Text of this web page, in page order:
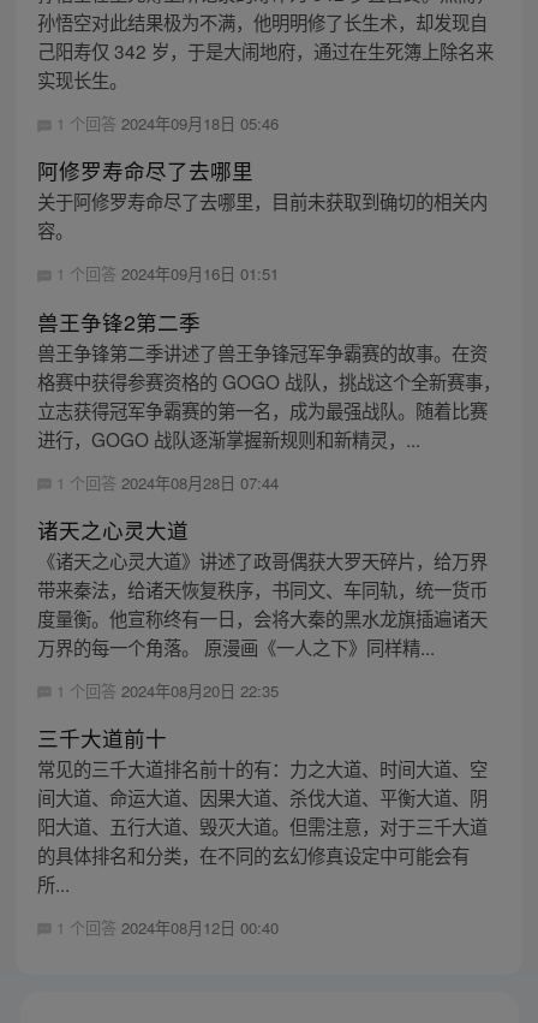
孙悟空对此结果极为不满，他明明修了长生术，却发现自
己阳寿仅 342 岁，于是大闹地府，通过在生死簿上除名来
实现长生。
1 个回答 2024年09月18日 05:46
阿修罗寿命尽了去哪里
关于阿修罗寿命尽了去哪里，目前未获取到确切的相关内
容。
1 个回答 2024年09月16日 01:51
兽王争锋2第二季
兽王争锋第二季讲述了兽王争锋冠军争霸赛的故事。在资
格赛中获得参赛资格的 GOGO 战队，挑战这个全新赛事，
立志获得冠军争霸赛的第一名，成为最强战队。随着比赛
进行，GOGO 战队逐渐掌握新规则和新精灵，...
1 个回答 2024年08月28日 07:44
诸天之心灵大道
《诸天之心灵大道》讲述了政哥偶获大罗天碎片，给万界
带来秦法，给诸天恢复秩序，书同文、车同轨，统一货币
度量衡。他宣称终有一日，会将大秦的黑水龙旗插遍诸天
万界的每一个角落。 原漫画《一人之下》同样精...
1 个回答 2024年08月20日 22:35
三千大道前十
常见的三千大道排名前十的有：力之大道、时间大道、空
间大道、命运大道、因果大道、杀伐大道、平衡大道、阴
阳大道、五行大道、毁灭大道。但需注意，对于三千大道
的具体排名和分类，在不同的玄幻修真设定中可能会有
所...
1 个回答 2024年08月12日 00:40